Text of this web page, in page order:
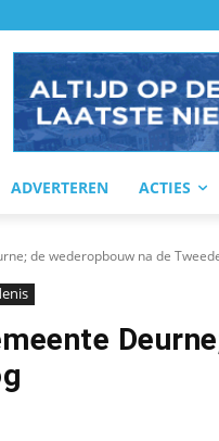
ADVERTEREN ACTIES
de wederopbouw na de